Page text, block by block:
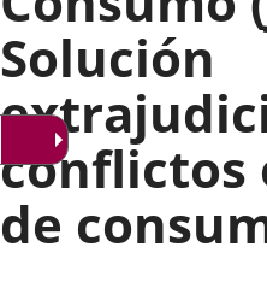
Solución
conflictos
de